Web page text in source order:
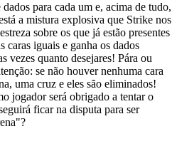
para cada um e, acima de tudo,
a mistura explosiva que Strike nos
sobre os que já estão presentes
caras iguais e ganha os dados
vezes quanto desejares! Pára ou
se não houver nenhuma cara
uma cruz e eles são eliminados!
jogador será obrigado a tentar o
ficar na disputa para ser